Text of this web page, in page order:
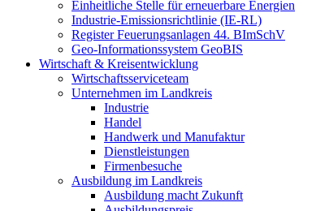
Einheitliche Stelle für erneuerbare Energien
Industrie-Emissionsrichtlinie (IE-RL)
Register Feuerungsanlagen 44. BImSchV
Geo-Informationssystem GeoBIS
Wirtschaft & Kreisentwicklung
Wirtschaftsserviceteam
Unternehmen im Landkreis
Industrie
Handel
Handwerk und Manufaktur
Dienstleistungen
Firmenbesuche
Ausbildung im Landkreis
Ausbildung macht Zukunft